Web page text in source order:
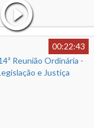
00:22:43
Reunião Ordinária -
e Justiça